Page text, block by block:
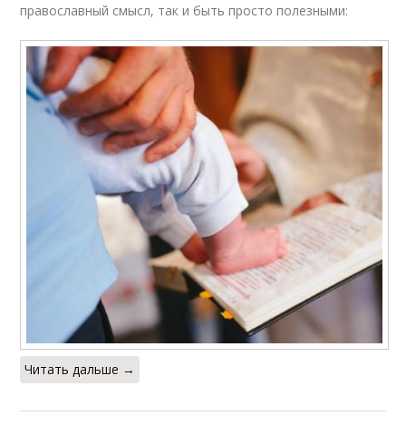
православный смысл, так и быть просто полезными:
Читать дальше →